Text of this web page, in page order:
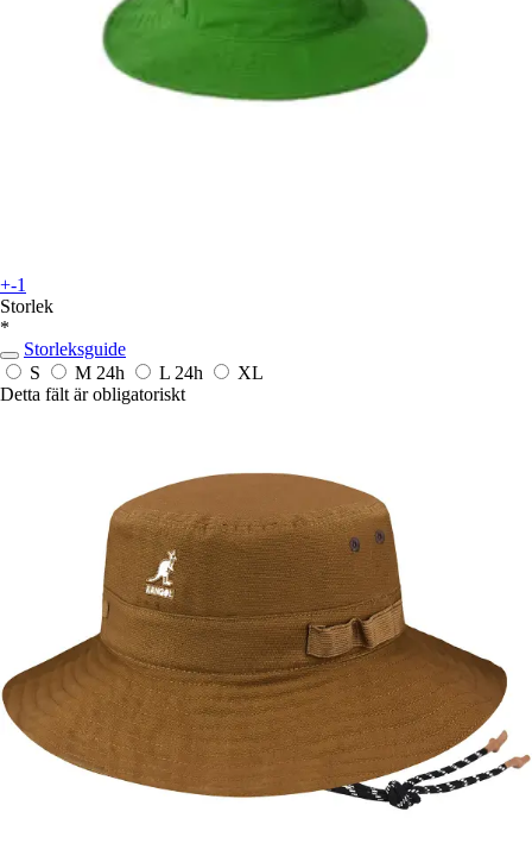
+-1
Storlek
*
Storleksguide
S
M 24h L 24h
XL
Detta fält är obligatoriskt